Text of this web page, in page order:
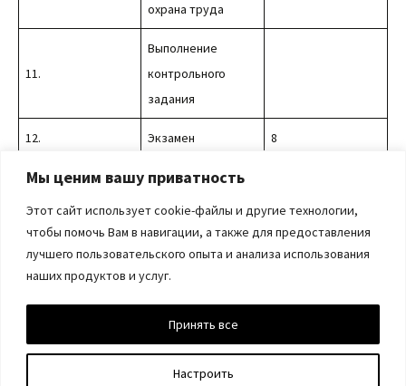
Мы ценим вашу приватность
Этот сайт использует cookie-файлы и другие технологии,
чтобы помочь Вам в навигации, а также для предоставления
лучшего пользовательского опыта и анализа использования
наших продуктов и услуг.
Настроить
Принять все
охрана труда
11.
Выполнение
контрольного
задания
12. Экзамен 8
Итого:
Узнать цены и записаться
+7-999-300-7599;‪+7(383)201-05-61